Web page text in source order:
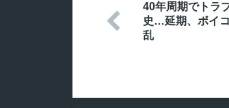

40年周期でトラ
史…延期、ボイ
乱